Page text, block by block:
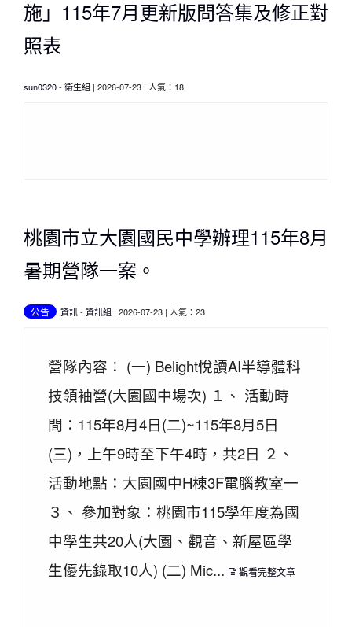
施」115年7月更新版問答集及修正對
照表
sun0320- 衛生組 | 2026-07-23 | 人氣：18
桃園市立大園國民中學辦理115年8月
暑期營隊一案。
公告 資訊- 資訊組 | 2026-07-23 | 人氣：23
營隊內容： (一) Belight悅讀AI半導體科
技領袖營(大園國中場次) １、 活動時
間：115年8月4日(二)~115年8月5日
(三)，上午9時至下午4時，共2日 ２、
活動地點：大園國中H棟3F電腦教室一
３、 參加對象：桃園市115學年度為國
中學生共20人(大園、觀音、新屋區學
生優先錄取10人) (二) Mic...
觀看完整文章